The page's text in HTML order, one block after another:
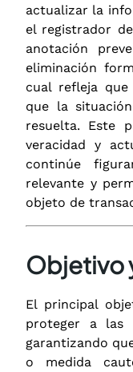
actualizar la
el registrador
anotación
eliminación
cual refleja
que la
resuelta. Este
veracidad y
continúe
relevante y
objeto de
Objetivo
El principal
proteger a las
garantizando
o medida